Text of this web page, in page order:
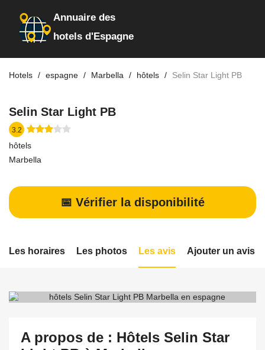
Annuaire des
hotels d'Espagne
Hotels espagne Marbella hôtels Selin Star Light PB
Selin Star Light PB
3.2
hôtels
Marbella
📅 Vérifier la disponibilité
Les horaires Les photos Les avis Ajouter un avis
A propos de : Hôtels Selin Star